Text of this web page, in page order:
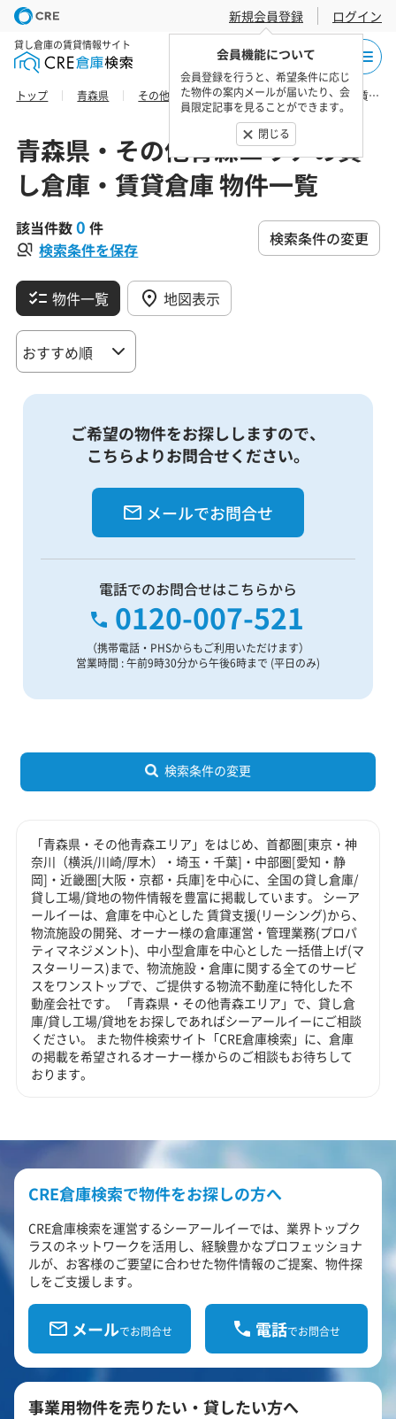
新規会員登録
会員機能について
会員登録を行うと、希望条件に応じ
た物件の案内メールが届いたり、会
員限定記事を見ることができます。
閉じる
ログイン
貸し倉庫の賃貸情報サイト
トップ 青森県 その他青森エリア 北津軽郡の貸し倉庫・賃貸倉庫 物件一覧
青森県・その他青森エリアの貸
し倉庫・賃貸倉庫 物件一覧
該当件数0 件
検索条件を保存
検索条件の変更
物件一覧 地図表示
ご希望の物件をお探ししますので、
こちらよりお問合せください。
メールでお問合せ
電話でのお問合せはこちらから
0120-007-521
（携帯電話・PHSからもご利用いただけます）
営業時間 : 午前9時30分から午後6時まで (平日のみ)
検索条件の変更
「青森県・その他青森エリア」をはじめ、首都圏[東京・神
奈川（横浜/川崎/厚木）・埼玉・千葉]・中部圏[愛知・静
岡]・近畿圏[大阪・京都・兵庫]を中心に、全国の貸し倉庫/
貸し工場/貸地の物件情報を豊富に掲載しています。 シーア
ールイーは、倉庫を中心とした 賃貸支援(リーシング)から、
物流施設の開発、オーナー様の倉庫運営・管理業務(プロパ
ティマネジメント)、中小型倉庫を中心とした 一括借上げ(マ
スターリース)まで、物流施設・倉庫に関する全てのサービ
スをワンストップで、ご提供する物流不動産に特化した不
動産会社です。 「青森県・その他青森エリア」で、貸し倉
庫/貸し工場/貸地をお探しであればシーアールイーにご相談
ください。 また物件検索サイト「CRE倉庫検索」に、倉庫
の掲載を希望されるオーナー様からのご相談もお待ちして
おります。
CRE倉庫検索で物件をお探しの方へ
CRE倉庫検索を運営するシーアールイーでは、業界トップク
ラスのネットワークを活用し、経験豊かなプロフェッショナ
ルが、お客様のご要望に合わせた物件情報のご提案、物件探
しをご支援します。
メールでお問合せ 電話でお問合せ
事業用物件を売りたい・貸したい方へ